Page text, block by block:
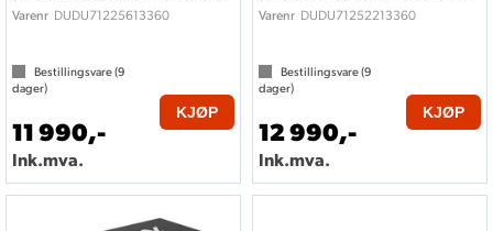
Varenr DUDU71225613360
Bestillingsvare (9
dager)
11 990,-
Ink.mva.
KJØP
Varenr DUDU71252213360
Bestillingsvare (9
dager)
12 990,-
Ink.mva.
KJØP